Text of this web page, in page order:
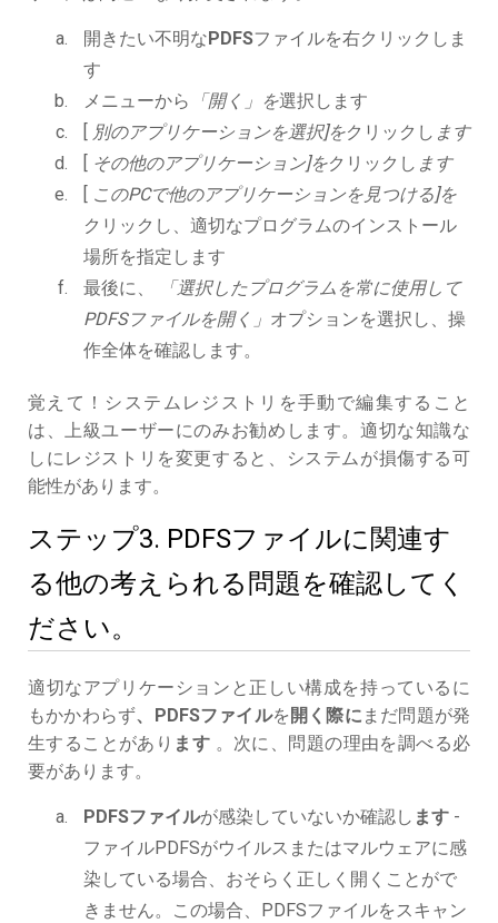
開きたい不明なPDFSファイルを右クリックしま
す
メニューから
「開く」を選択します
[ 別のアプリケーションを選択]をクリックし ます
[ その他のアプリケーション]をクリックし ます
[ このPCで他のアプリケーションを見つける]を
クリックし、適切なプログラムのインストール
場所を指定します
最後に、
「選択したプログラムを常に使用して
PDFSファイルを開く」 オプションを選択し、操
作全体を確認します。
覚えて！システムレジストリを手動で編集すること
は、上級ユーザーにのみお勧めします。適切な知識な
しにレジストリを変更すると、システムが損傷する可
能性があります。
ステップ3. PDFSファイルに関連す
る他の考えられる問題を確認してく
ださい。
適切なアプリケーションと正しい構成を持っているに
もかかわらず、PDFSファイルを 開く際に まだ問題が発
生することがあり ます 。次に、問題の理由を調べる必
要があります。
PDFSファイルが感染していないか確認し ます -
ファイルPDFSがウイルスまたはマルウェアに感
染している場合、おそらく正しく開くことがで
きません。この場合、PDFSファイルをスキャン